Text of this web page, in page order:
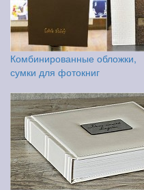
Комбинированные обложки,
сумки для фотокниг